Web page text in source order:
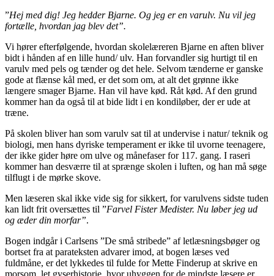
”Hej med dig! Jeg hedder Bjarne. Og jeg er en varulv. Nu vil jeg
fortælle, hvordan jag blev det”.
Vi hører efterfølgende, hvordan skolelæreren Bjarne en aften bliver
bidt i hånden af en lille hund/ ulv. Han forvandler sig hurtigt til en
varulv med pels og tænder og det hele. Selvom tænderne er ganske
gode at flænse kål med, er det som om, at alt det grønne ikke
længere smager Bjarne. Han vil have kød. Råt kød. Af den grund
kommer han da også til at bide lidt i en kondiløber, der er ude at
træne.
På skolen bliver han som varulv sat til at undervise i natur/ teknik og
biologi, men hans dyriske temperament er ikke til uvorne teenagere,
der ikke gider høre om ulve og månefaser for 117. gang. I raseri
kommer han desværre til at sprænge skolen i luften, og han må søge
tilflugt i de mørke skove.
Men læseren skal ikke vide sig for sikkert, for varulvens sidste tuden
kan lidt frit oversættes til ”Farvel Fister Medister. Nu løber jeg ud
og æder din morfar”.
Bogen indgår i Carlsens ”De små stribede” af letlæsningsbøger og
bortset fra at parateksten advarer imod, at bogen læses ved
fuldmåne, er det lykkedes til fulde for Mette Finderup at skrive en
morsom, let gyserhistorie, hvor uhyggen for de mindste læsere er